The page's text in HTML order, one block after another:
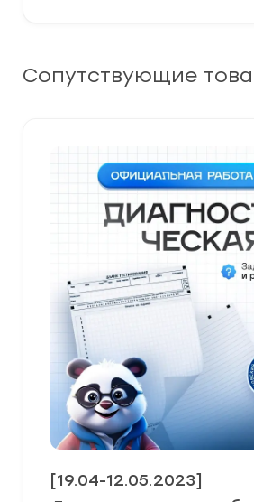
Сопутствующие
[19.04-12.05.2023]